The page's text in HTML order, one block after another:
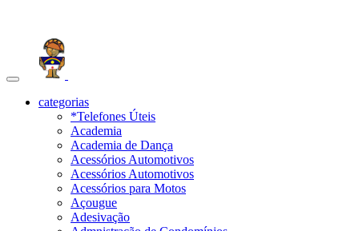
Toggle
navigationcategorias
*Telefones Úteis
Academia
Academia de Dança
Acessórios Automotivos
Acessórios Automotivos
Acessórios para Motos
Açougue
Adesivação